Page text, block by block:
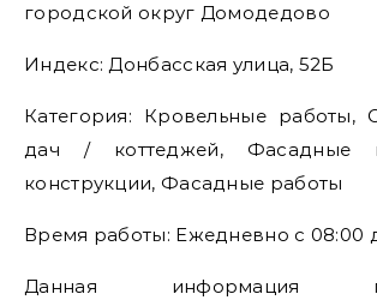
городской округ Домодедово
Индекс: Донбасская улица, 52Б
Категория: Кровельные работы,
дач / коттеджей, Фасадные
конструкции, Фасадные работы
Время работы: Ежедневно с 08:00
Данная информация